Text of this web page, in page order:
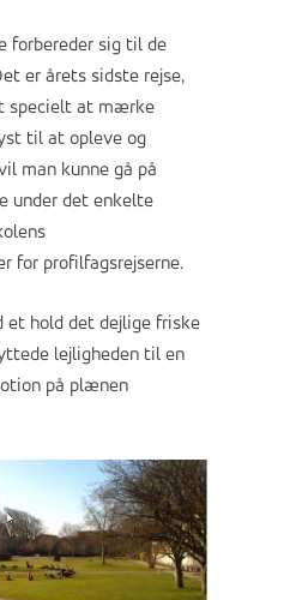
forbereder sig til de
er årets sidste rejse,
specielt at mærke
til at opleve og
man kunne gå på
under det enkelte
for profilfagsrejserne.
et hold det dejlige friske
lejligheden til en
på plænen